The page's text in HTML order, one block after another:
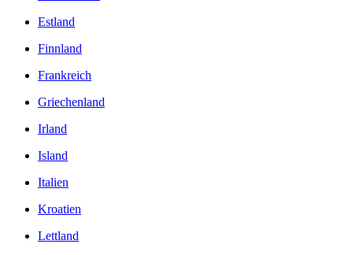
Estland
Finnland
Frankreich
Griechenland
Irland
Island
Italien
Kroatien
Lettland